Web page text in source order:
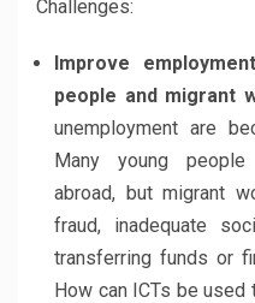
Challenges:
Improve
people and migrant
unemployment are
Many young
abroad, but migrant
fraud, inadequate
transferring funds or
How can ICTs be